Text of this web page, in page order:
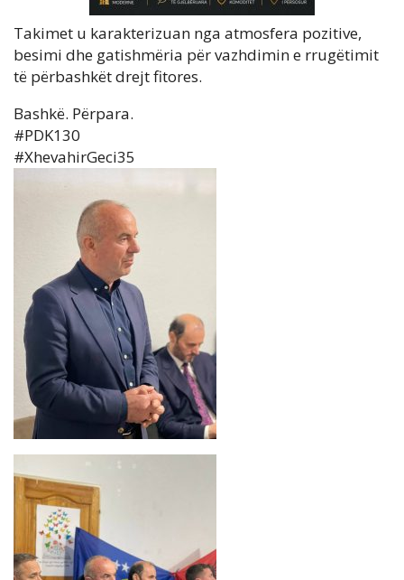
Takimet u karakterizuan nga atmosfera pozitive,
besimi dhe gatishmëria për vazhdimin e rrugëtimit
të përbashkët drejt fitores.
Bashkë. Përpara.
#PDK130
#XhevahirGeci35